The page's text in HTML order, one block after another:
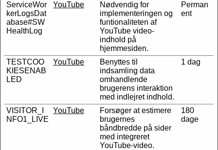
ServiceWor
kerLogsDat
abase#SW
HealthLog
YouTube
Nødvendig for
implementeringen og
funtionaliteten af
YouTube video-
indhold på
hjemmesiden.
Perman
ent
TESTCOO
KIESENAB
LED
YouTube
Benyttes til
indsamling data
omhandlende
brugerens interaktion
med indlejret indhold.
1 dag
VISITOR_I
NFO1_LIVE
YouTube
Forsøger at estimere
brugernes
båndbredde på sider
med integreret
YouTube-video.
180
dage